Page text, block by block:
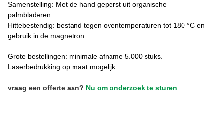
Samenstelling: Met de hand geperst uit organische
palmbladeren.
Hittebestendig: bestand tegen oventemperaturen tot 180 °C en
gebruik in de magnetron.
Grote bestellingen: minimale afname 5.000 stuks.
Laserbedrukking op maat mogelijk.
vraag een offerte aan? Nu om onderzoek te sturen